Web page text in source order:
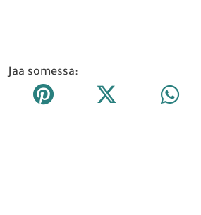
Jaa somessa: